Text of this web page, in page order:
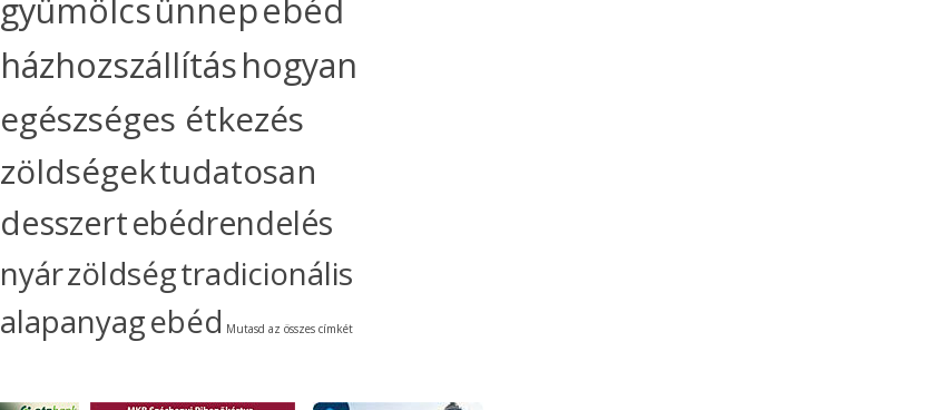
gyümölcsünnepebéd
házhozszállításhogyan
egészséges étkezés
zöldségektudatosan
desszertebédrendelés
nyárzöldségtradicionális
alapanyagebéd Mutasd az összes címkét